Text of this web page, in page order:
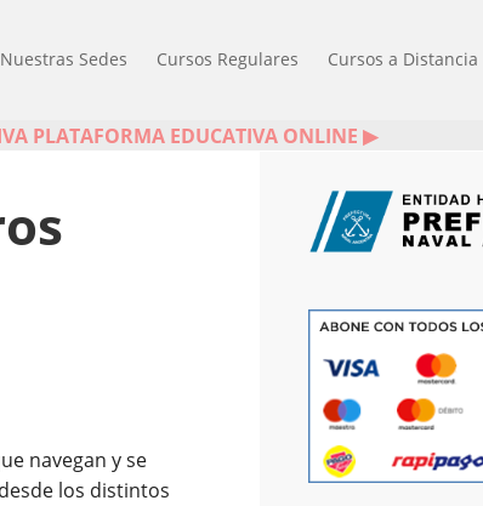
Nuestras Sedes Cursos Regulares Cursos a Distancia
PLATAFORMA EDUCATIVA ONLINE ▶
navegan y se
los distintos